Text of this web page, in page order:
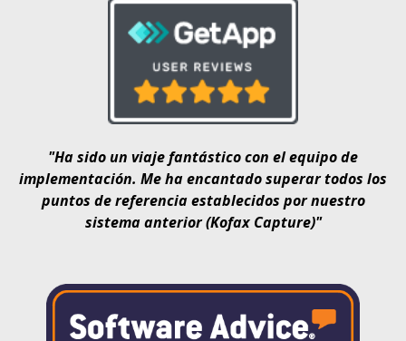
"Ha sido un viaje fantástico con el equipo de
implementación. Me ha encantado superar todos los
puntos de referencia establecidos por nuestro
sistema anterior (Kofax Capture)"